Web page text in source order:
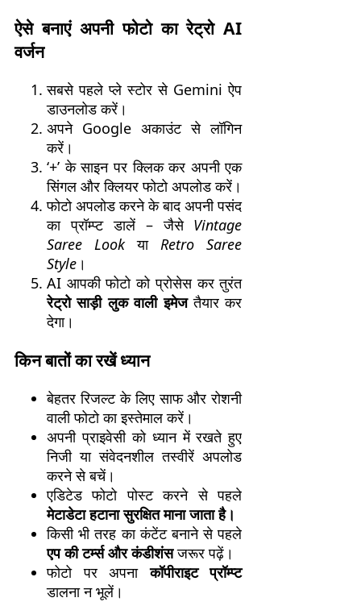
ऐसे बनाएं अपनी फोटो का रेट्रो AI
वर्जन
सबसे पहले प्ले स्टोर से Gemini ऐप
डाउनलोड करें।
अपने Google अकाउंट से लॉगिन
करें।
‘+’ के साइन पर क्लिक कर अपनी एक
सिंगल और क्लियर फोटो अपलोड करें।
फोटो अपलोड करने के बाद अपनी पसंद
का प्रॉम्प्ट डालें – जैसे Vintage
Saree Lookया Retro Saree
Style ।
AI आपकी फोटो को प्रोसेस कर तुरंत
रेट्रो साड़ी लुक वाली इमेजतैयार कर
देगा।
किन बातों का रखें ध्यान
बेहतर रिजल्ट के लिए साफ और रोशनी
वाली फोटो का इस्तेमाल करें।
अपनी प्राइवेसी को ध्यान में रखते हुए
निजी या संवेदनशील तस्वीरें अपलोड
करने से बचें।
एडिटेड फोटो पोस्ट करने से पहले
मेटाडेटा हटाना सुरक्षित माना जाता है।
किसी भी तरह का कंटेंट बनाने से पहले
एप की टर्म्स और कंडीशंसजरूर पढ़ें।
फोटो पर अपनाकॉपीराइट प्रॉम्प्ट
डालना न भूलें।